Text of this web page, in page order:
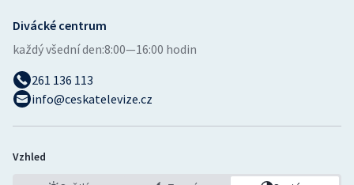
Divácké centrum
každý všední den:8:00—16:00 hodin
261 136 113
info@ceskatelevize.cz
Vzhled